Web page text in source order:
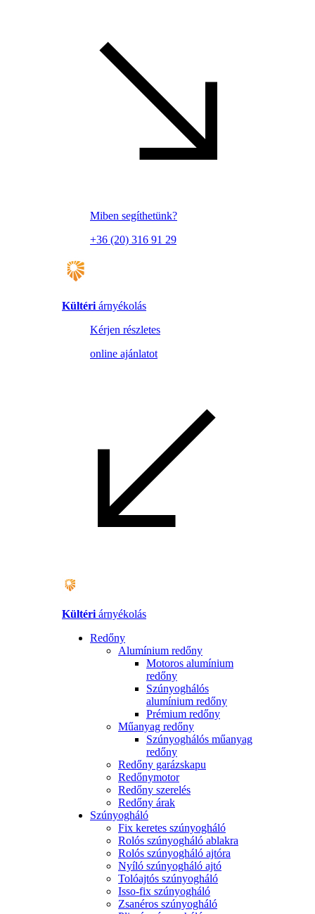
Miben segíthetünk?
+36 (20) 316 91 29
Kültéri árnyékolás
Kérjen részletes
online ajánlatot
Kültéri árnyékolás
Redőny
Alumínium redőny
Motoros alumínium
redőny
Szúnyoghálós
alumínium redőny
Prémium redőny
Műanyag redőny
Szúnyoghálós műanyag
redőny
Redőny garázskapu
Redőnymotor
Redőny szerelés
Redőny árak
Szúnyogháló
Fix keretes szúnyogháló
Rolós szúnyogháló ablakra
Rolós szúnyogháló ajtóra
Nyíló szúnyogháló ajtó
Tolóajtós szúnyogháló
Isso-fix szúnyogháló
Zsanéros szúnyogháló